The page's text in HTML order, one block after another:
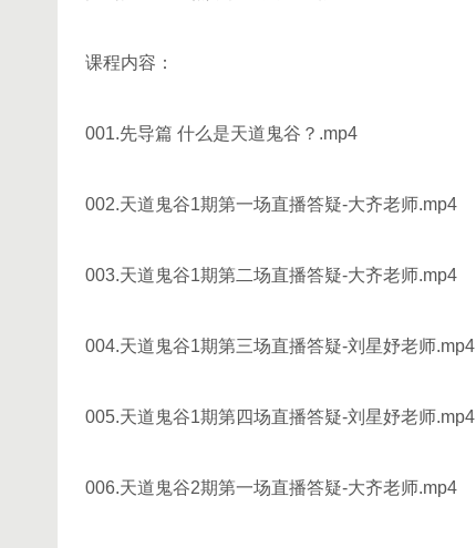
课程内容：
001.先导篇 什么是天道鬼谷？.mp4
002.天道鬼谷1期第一场直播答疑-大齐老师.mp4
003.天道鬼谷1期第二场直播答疑-大齐老师.mp4
004.天道鬼谷1期第三场直播答疑-刘星妤老师.mp4
005.天道鬼谷1期第四场直播答疑-刘星妤老师.mp4
006.天道鬼谷2期第一场直播答疑-大齐老师.mp4